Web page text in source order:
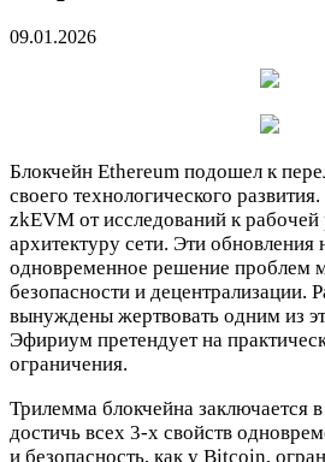
09.01.2026
Блокчейн Ethereum подошел к
своего технологического
zkEVM от исследований к рабочей
архитектуру сети. Эти обновления
одновременное решение проблем
безопасности и децентрализации.
вынуждены жертвовать одним из
Эфириум претендует на
ограничения.
Трилемма блокчейна заключается
достичь всех 3-х свойств
и безопасность, как у Bitcoin,